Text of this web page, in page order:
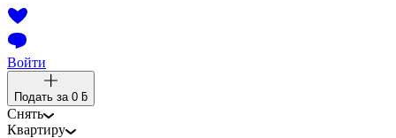
Войти
Подать за 0 ƃ
Снять
Квартиру